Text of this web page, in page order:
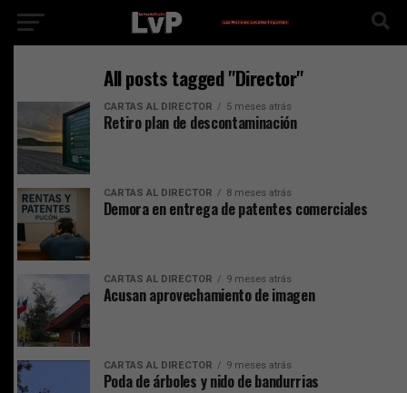
All posts tagged "Director"
CARTAS AL DIRECTOR 5 meses atrás
Retiro plan de descontaminación
CARTAS AL DIRECTOR 8 meses atrás
Demora en entrega de patentes comerciales
CARTAS AL DIRECTOR 9 meses atrás
Acusan aprovechamiento de imagen
CARTAS AL DIRECTOR 9 meses atrás
Poda de árboles y nido de bandurrias